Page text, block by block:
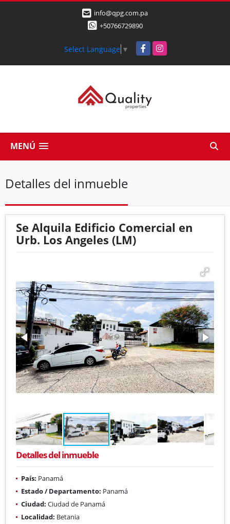
info@qpg.com.pa
+50766729890
Select Language ▼ FacebookInstagram
MENÚ
Detalles del inmueble
Se Alquila Edificio Comercial en
Urb. Los Angeles (LM)
Detalles del inmueble
País: Panamá
Estado / Departamento: Panamá
Ciudad: Ciudad de Panamá
Localidad: Betania